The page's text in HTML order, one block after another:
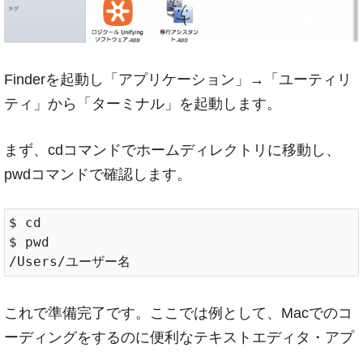
Finderを起動し「アプリケーション」→「ユーティリ
ティ」から「ターミナル」を起動します。
まず、cdコマンドでホームディレクトリに移動し、
pwdコマンドで確認します。
$ cd
$ pwd
これで準備完了です。ここでは例として、Macでのコ
ーディングをするのに便利なテキストエディタ・アプ